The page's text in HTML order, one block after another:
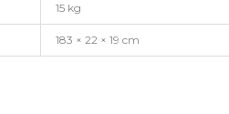
15 kg
183 × 22 × 19 cm